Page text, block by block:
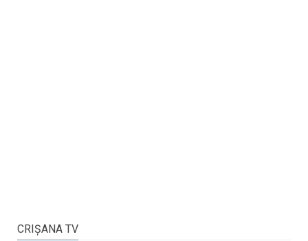
CRIŞANA TV